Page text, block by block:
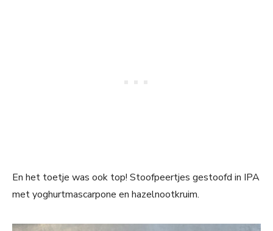
En het toetje was ook top! Stoofpeertjes gestoofd in IPA
met yoghurtmascarpone en hazelnootkruim.